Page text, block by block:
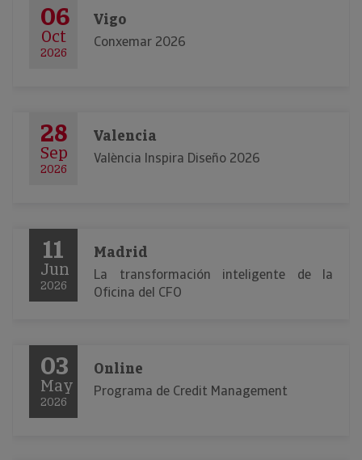
06
Oct
2026
Vigo
Conxemar 2026
28
Sep
2026
Valencia
València Inspira Diseño 2026
11
Jun
2026
Madrid
La transformación inteligente de la
Oficina del CFO
03
May
2026
Online
Programa de Credit Management